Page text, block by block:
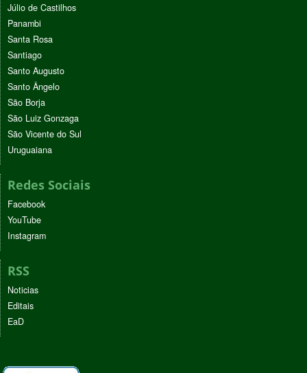
Júlio de Castilhos
Panambi
Santa Rosa
Santiago
Santo Augusto
Santo Ângelo
São Borja
São Luiz Gonzaga
São Vicente do Sul
Uruguaiana
Redes Sociais
Facebook
YouTube
Instagram
RSS
Noticias
Editais
EaD